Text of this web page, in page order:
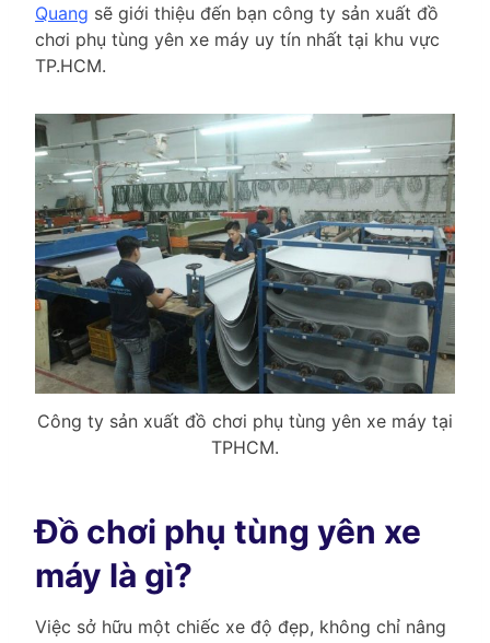
Quang sẽ giới thiệu đến bạn công ty sản xuất đồ
chơi phụ tùng yên xe máy uy tín nhất tại khu vực
TP.HCM.
Công ty sản xuất đồ chơi phụ tùng yên xe máy tại
TPHCM.
Đồ chơi phụ tùng yên xe
máy là gì?
Việc sở hữu một chiếc xe độ đẹp, không chỉ nâng